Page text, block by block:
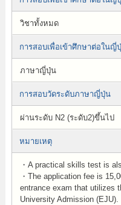
วิชาทั้งหมด
การสอบเพื่อเข้าศึกษาต่อใน
ภาษาญี่ปุ่น
การสอบวัดระดับภาษาญี่ปุ่น
ผ่านระดับ N2 (ระดับ2)ขึ้นไป
หมายเหตุ
・A practical skills test is
・The application fee is
entrance exam that utilizes
University Admission (EJU).